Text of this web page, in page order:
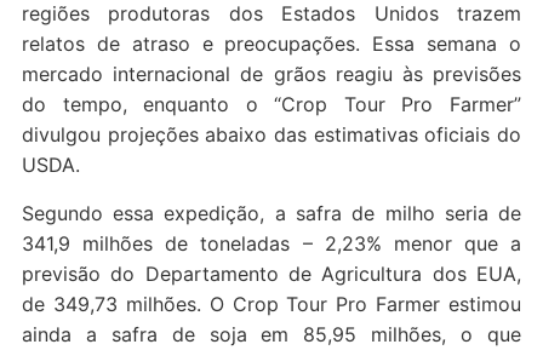
regiões produtoras dos Estados Unidos trazem
relatos de atraso e preocupações. Essa semana o
mercado internacional de grãos reagiu às previsões
do tempo, enquanto o “Crop Tour Pro Farmer”
divulgou projeções abaixo das estimativas oficiais do
USDA.
Segundo essa expedição, a safra de milho seria de
341,9 milhões de toneladas – 2,23% menor que a
previsão do Departamento de Agricultura dos EUA,
de 349,73 milhões. O Crop Tour Pro Farmer estimou
ainda a safra de soja em 85,95 milhões, o que